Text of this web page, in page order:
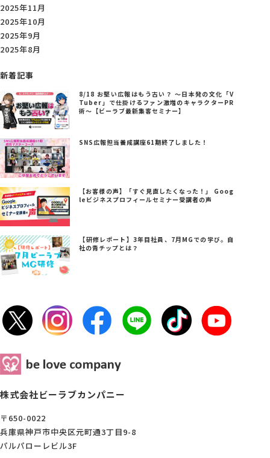
2025年11月
2025年10月
2025年9月
2025年8月
新着記事
8/18 お堅い広報はもう古い？ ～日本発の文化「V
Tuber」で仕掛けるファン激増のキャラクターPR
術～【ビーラブ最新集客セミナー】
SNS広報担当養成講座61期終了しました！
【お客様の声】「すぐ見直したくなった！」 Goog
leビジネスプロフィールセミナー受講者の声
【研修レポート】3年目社員、7月MGでの学び。自
社の青チップとは？
株式会社ビーラブカンパニー
〒650-0022
兵庫県神戸市中央区元町通3丁目9-8
パルパローレビル3F